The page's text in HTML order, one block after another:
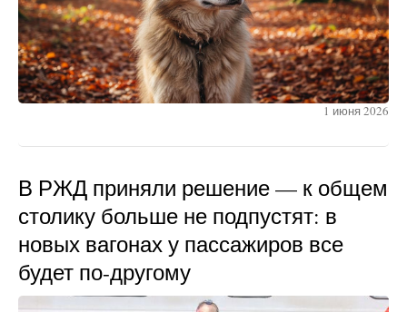
1 июня 2026
В РЖД приняли решение — к общем
столику больше не подпустят: в
новых вагонах у пассажиров все
будет по-другому